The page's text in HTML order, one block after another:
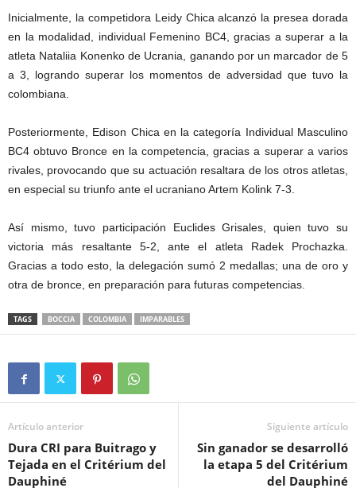
Inicialmente, la competidora Leidy Chica alcanzó la presea dorada
en la modalidad, individual Femenino BC4, gracias a superar a la
atleta Nataliia Konenko de Ucrania, ganando por un marcador de 5
a 3, logrando superar los momentos de adversidad que tuvo la
colombiana.
Posteriormente, Edison Chica en la categoría Individual Masculino
BC4 obtuvo Bronce en la competencia, gracias a superar a varios
rivales, provocando que su actuación resaltara de los otros atletas,
en especial su triunfo ante el ucraniano Artem Kolink 7-3.
Así mismo, tuvo participación Euclides Grisales, quien tuvo su
victoria más resaltante 5-2, ante el atleta Radek Prochazka.
Gracias a todo esto, la delegación sumó 2 medallas; una de oro y
otra de bronce, en preparación para futuras competencias.
TAGS BOCCIA COLOMBIA IMPARABLES
Artículo anterior
Dura CRI para Buitrago y
Tejada en el Critérium del
Dauphiné
Siguiente artículo
Sin ganador se desarrolló
la etapa 5 del Critérium
del Dauphiné